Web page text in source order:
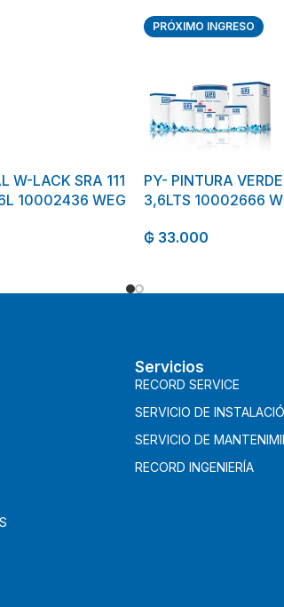
W-LACK SRA 111
10002436 WEG
PRÓXIMO INGRESO
PY- PINTURA
3,6LTS 10002666
₲ 33.000
Servicios
RECORD SERVICE
SERVICIO DE
SERVICIO DE
RECORD INGENIERÍA